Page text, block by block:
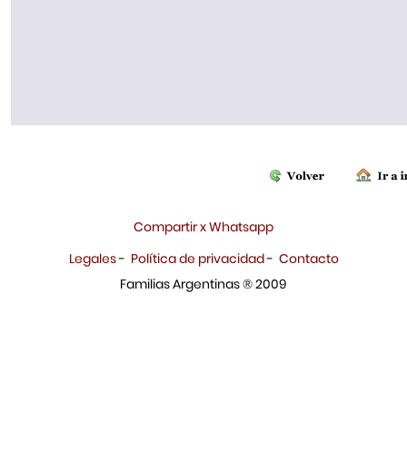
Compartir x Whatsapp
Legales- Política de privacidad- Contacto
Familias Argentinas ® 2009